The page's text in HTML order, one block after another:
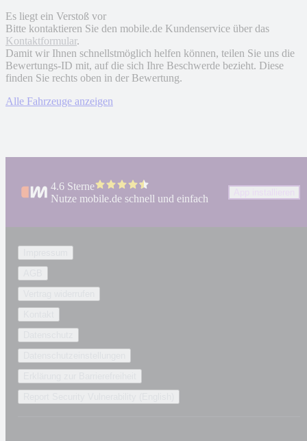
Es liegt ein Verstoß vor
Bitte kontaktieren Sie den mobile.de Kundenservice über das
Kontaktformular.
Damit wir Ihnen schnellstmöglich helfen können, teilen Sie uns die
Bewertungs-ID mit, auf die sich Ihre Beschwerde bezieht. Diese
finden Sie rechts oben in der Bewertung.
Alle Fahrzeuge anzeigen
4.6 Sterne
Nutze mobile.de schnell und einfach